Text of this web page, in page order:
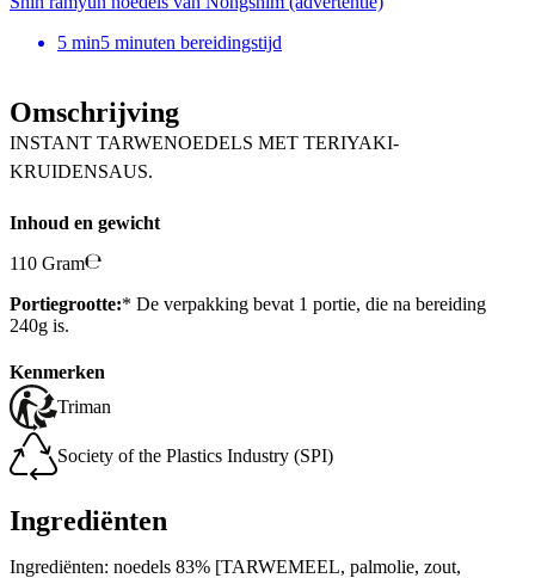
5 min5 minuten bereidingstijd
Omschrijving
INSTANT TARWENOEDELS MET TERIYAKI-
KRUIDENSAUS.
Inhoud en gewicht
110 Gram
Portiegrootte:* De verpakking bevat 1 portie, die na bereiding
240g is.
Kenmerken
Triman
Society of the Plastics Industry (SPI)
Ingrediënten
Ingrediënten: noedels 83% [TARWEMEEL, palmolie, zout,